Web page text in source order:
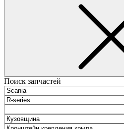
Поиск запчастей